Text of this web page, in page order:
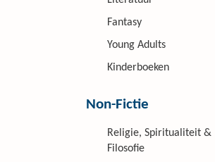
Fantasy
Young Adults
Kinderboeken
Non-Fictie
Religie, Spiritualiteit &
Filosofie